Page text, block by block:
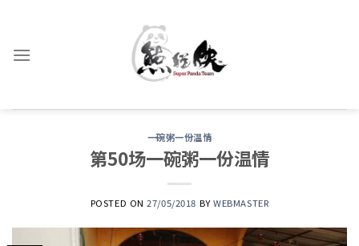
content
一碗粥一份温情
第50场一碗粥一份温情
POSTED ON27/05/2018 BYWEBMASTER